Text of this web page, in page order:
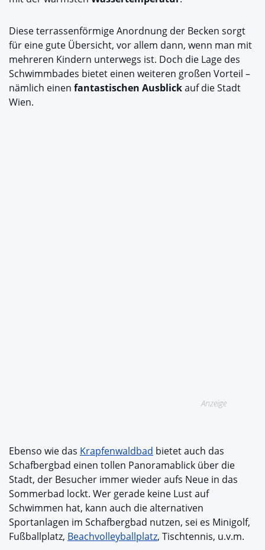
Diese terrassenförmige Anordnung der Becken sorgt
für eine gute Übersicht, vor allem dann, wenn man mit
mehreren Kindern unterwegs ist. Doch die Lage des
Schwimmbades bietet einen weiteren großen Vorteil –
nämlich einen fantastischen Ausblickauf die Stadt
Wien.
Anzeige
Ebenso wie das Krapfenwaldbad bietet auch das
Schafbergbad einen tollen Panoramablick über die
Stadt, der Besucher immer wieder aufs Neue in das
Sommerbad lockt. Wer gerade keine Lust auf
Schwimmen hat, kann auch die alternativen
Sportanlagen im Schafbergbad nutzen, sei es Minigolf,
Fußballplatz, Beachvolleyballplatz, Tischtennis, u.v.m.